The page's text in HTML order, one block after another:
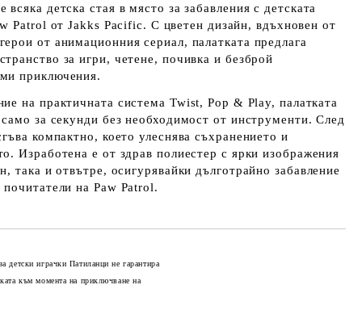
всяка детска стая в място за забавления с детската
Patrol от Jakks Pacific. С цветен дизайн, вдъхновен от
от анимационния сериал, палатката предлага
за игри, четене, почивка и безброй
приключения.
на практичната система Twist, Pop & Play, палатката
само за секунди без необходимост от инструменти. След
компактно, което улеснява съхранението и
Изработена е от здрав полиестер с ярки изображения
така и отвътре, осигурявайки дълготрайно забавление
почитатели на Paw Patrol.
детски играчки Патиланци не гарантира
към момента на приключване на